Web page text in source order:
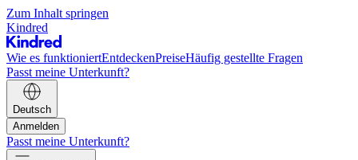
Zum Inhalt springen
Kindred
Wie es funktioniertEntdeckenPreiseHäufig gestellte Fragen
Passt meine Unterkunft?
Deutsch
Anmelden
Passt meine Unterkunft?